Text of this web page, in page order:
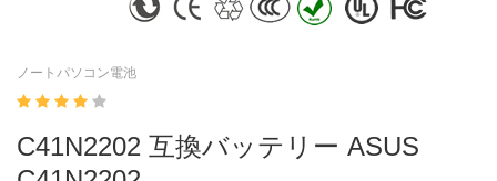
ノートパソコン電池
C41N2202 互換バッテリー ASUS